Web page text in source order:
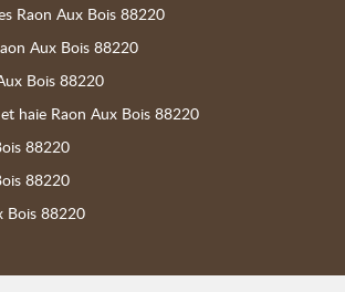
Raon Aux Bois 88220
Aux Bois 88220
Bois 88220
haie Raon Aux Bois 88220
88220
88220
Bois 88220